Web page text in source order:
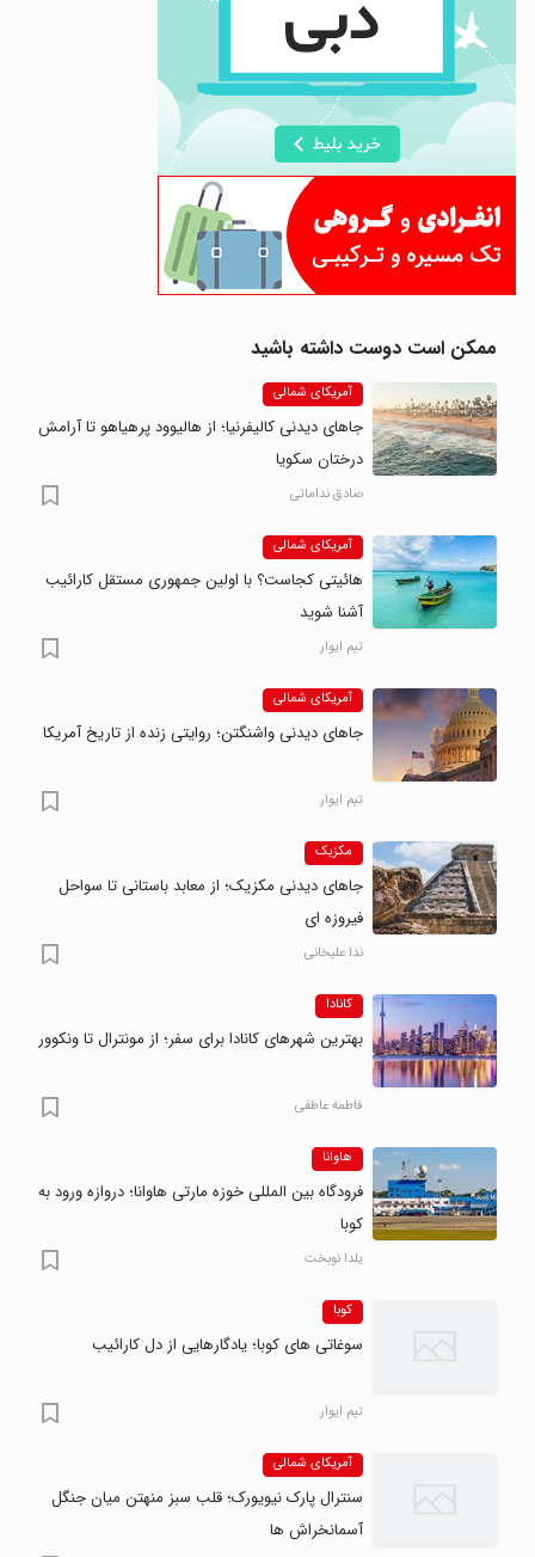
ممکن است دوست داشته باشید
آمریکای شمالی
جاهای دیدنی کالیفرنیا؛ از هالیوود پرهیاهو تا آرامش
درختان سکویا
صادق نداماتی
آمریکای شمالی
هائیتی کجاست؟ با اولین جمهوری مستقل کارائیب
آشنا شوید
تیم ایوار
آمریکای شمالی
جاهای دیدنی واشنگتن؛ روایتی زنده از تاریخ آمریکا
تیم ایوار
مکزیک
جاهای دیدنی مکزیک؛ از معابد باستانی تا سواحل
فیروزه ای
ندا علیخانی
کانادا
بهترین شهرهای کانادا برای سفر؛ از مونترال تا ونکوور
فاطمه عاطفی
هاوانا
فرودگاه بین المللی خوزه مارتی هاوانا؛ دروازه ورود به
کوبا
یلدا نوبخت
کوبا
سوغاتی های کوبا؛ یادگارهایی از دل کارائیب
تیم ایوار
آمریکای شمالی
سنترال پارک نیویورک؛ قلب سبز منهتن میان جنگل
آسمانخراش ها